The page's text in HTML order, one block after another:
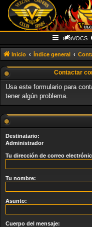
VOCS
Inicio Índice general
Contactar
Usa este formulario para
tener algún problema.
Destinatario:
Administrador
Tu dirección de correo
Tu nombre:
Asunto:
Cuerpo del mensaje: